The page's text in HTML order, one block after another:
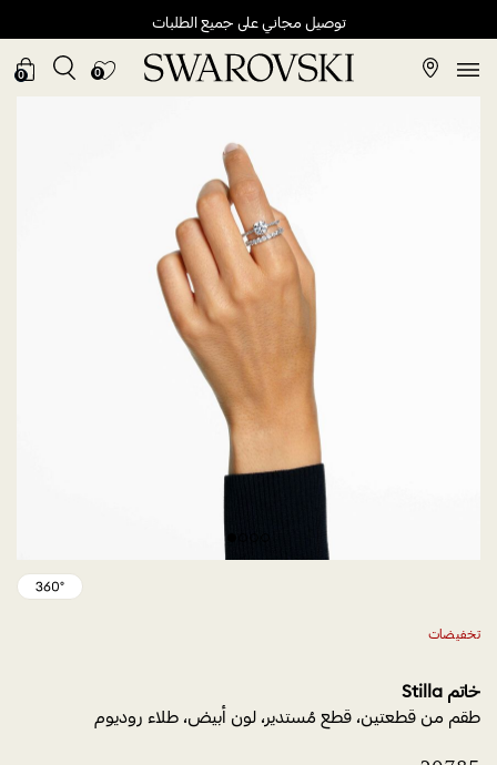
توصيل مجاني على جميع الطلبات
0
0
تخفيضات
خاتم Stilla
طقم من قطعتين، قطع مُستدير، لون أبيض، طلاء روديوم